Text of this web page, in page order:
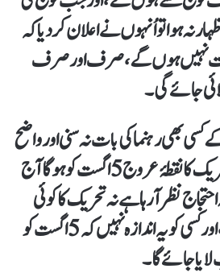
نہ ہوا تو اُنہوں نے اعلان کر دیا کہ
نہیں ہوں گے، صرف اور صرف
جائے گی۔
بھی رہنما کی بات نہ سنی اور واضح
طور پر کہا کہ احتجاج اور تحریک کا نقطۂ عروج 5 اگست کو ہوگا آج
نظر آ رہا ہے نہ تحریک کا کوئی
وجود دکھائی دے رہا ہے، اور کسی کو یہ اندازہ نہیں کہ 5 اگست کو
جائے گا۔